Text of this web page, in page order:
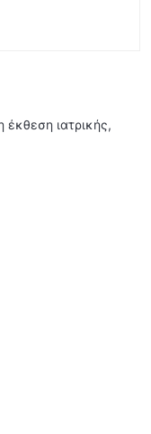
ιατρικής,